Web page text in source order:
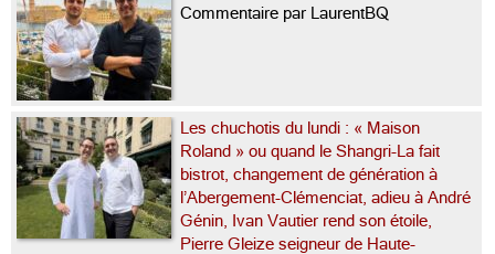
Commentaire par LaurentBQ
Les chuchotis du lundi : « Maison
Roland » ou quand le Shangri-La fait
bistrot, changement de génération à
l’Abergement-Clémenciat, adieu à André
Génin, Ivan Vautier rend son étoile,
Pierre Gleize seigneur de Haute-